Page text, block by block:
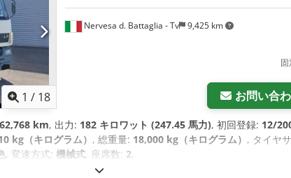
1 / 18
Nervesa d. Battaglia - Tv 9,425 km
お問い合
km, 出力: 182 キロワット (247.45 馬力), 初回登録: 12/
kg（キログラム） , 総重量: 18,000 kg（キログラム） , タイヤ
, 変速方式: 機械式, 座席数: 2,